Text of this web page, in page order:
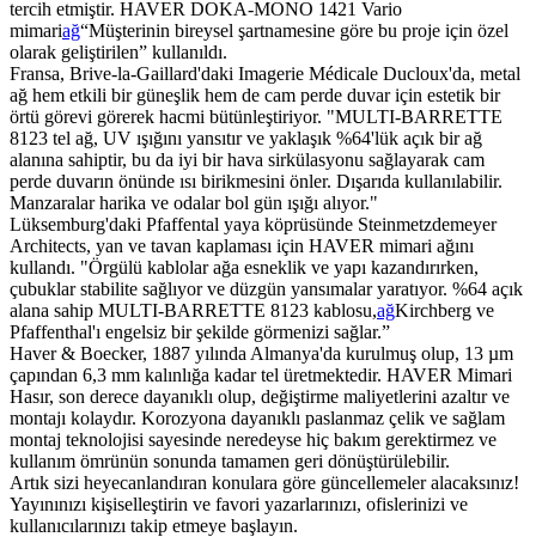
tercih etmiştir. HAVER DOKA-MONO 1421 Vario
mimariağ“Müşterinin bireysel şartnamesine göre bu proje için özel
olarak geliştirilen” kullanıldı.
Fransa, Brive-la-Gaillard'daki Imagerie Médicale Ducloux'da, metal
ağ hem etkili bir güneşlik hem de cam perde duvar için estetik bir
örtü görevi görerek hacmi bütünleştiriyor. "MULTI-BARRETTE
8123 tel ağ, UV ışığını yansıtır ve yaklaşık %64'lük açık bir ağ
alanına sahiptir, bu da iyi bir hava sirkülasyonu sağlayarak cam
perde duvarın önünde ısı birikmesini önler. Dışarıda kullanılabilir.
Manzaralar harika ve odalar bol gün ışığı alıyor."
Lüksemburg'daki Pfaffental yaya köprüsünde Steinmetzdemeyer
Architects, yan ve tavan kaplaması için HAVER mimari ağını
kullandı. "Örgülü kablolar ağa esneklik ve yapı kazandırırken,
çubuklar stabilite sağlıyor ve düzgün yansımalar yaratıyor. %64 açık
alana sahip MULTI-BARRETTE 8123 kablosu,ağKirchberg ve
Pfaffenthal'ı engelsiz bir şekilde görmenizi sağlar.”
Haver & Boecker, 1887 yılında Almanya'da kurulmuş olup, 13 µm
çapından 6,3 mm kalınlığa kadar tel üretmektedir. HAVER Mimari
Hasır, son derece dayanıklı olup, değiştirme maliyetlerini azaltır ve
montajı kolaydır. Korozyona dayanıklı paslanmaz çelik ve sağlam
montaj teknolojisi sayesinde neredeyse hiç bakım gerektirmez ve
kullanım ömrünün sonunda tamamen geri dönüştürülebilir.
Artık sizi heyecanlandıran konulara göre güncellemeler alacaksınız!
Yayınınızı kişiselleştirin ve favori yazarlarınızı, ofislerinizi ve
kullanıcılarınızı takip etmeye başlayın.